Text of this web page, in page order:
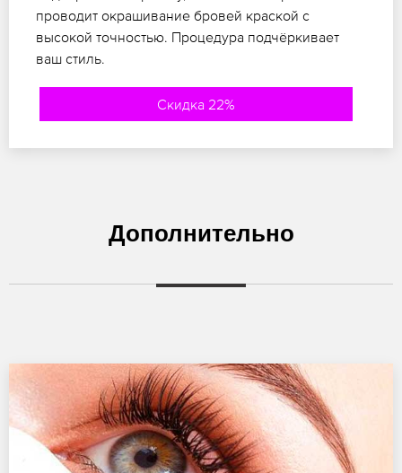
проводит окрашивание бровей краской с
высокой точностью. Процедура подчёркивает
ваш стиль.
Скидка 22%
Дополнительно